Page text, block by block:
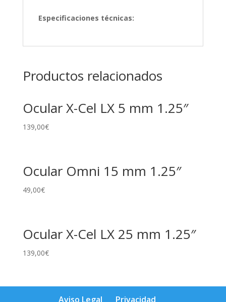
Especificaciones técnicas:
Productos relacionados
Ocular X-Cel LX 5 mm 1.25″
139,00€
Ocular Omni 15 mm 1.25″
49,00€
Ocular X-Cel LX 25 mm 1.25″
139,00€
Aviso Legal Privacidad